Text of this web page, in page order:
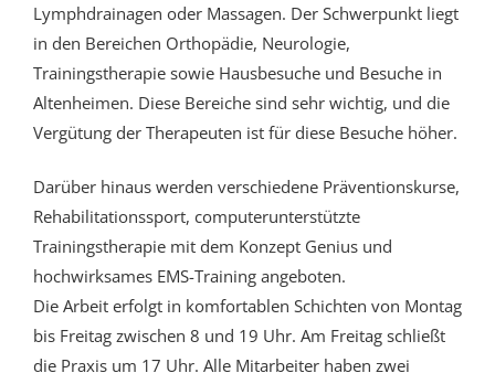
Lymphdrainagen oder Massagen. Der Schwerpunkt liegt
in den Bereichen Orthopädie, Neurologie,
Trainingstherapie sowie Hausbesuche und Besuche in
Altenheimen. Diese Bereiche sind sehr wichtig, und die
Vergütung der Therapeuten ist für diese Besuche höher.
Darüber hinaus werden verschiedene Präventionskurse,
Rehabilitationssport, computerunterstützte
Trainingstherapie mit dem Konzept Genius und
hochwirksames EMS-Training angeboten.
Die Arbeit erfolgt in komfortablen Schichten von Montag
bis Freitag zwischen 8 und 19 Uhr. Am Freitag schließt
die Praxis um 17 Uhr. Alle Mitarbeiter haben zwei